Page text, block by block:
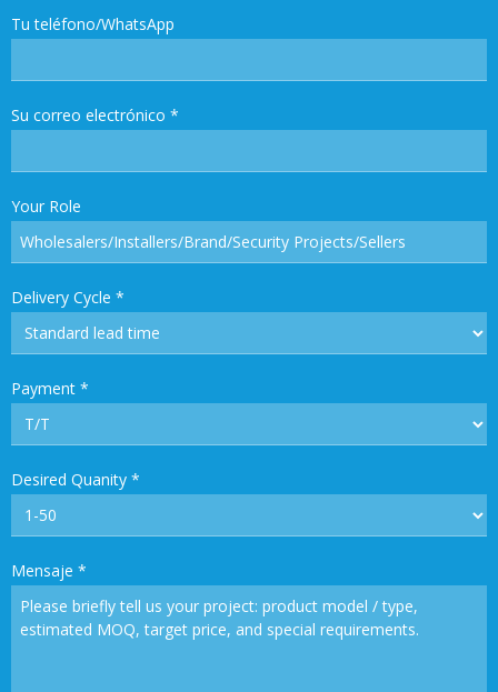
Tu teléfono/WhatsApp
Su correo electrónico *
Your Role
Delivery Cycle *
Payment *
Desired Quanity *
Mensaje *